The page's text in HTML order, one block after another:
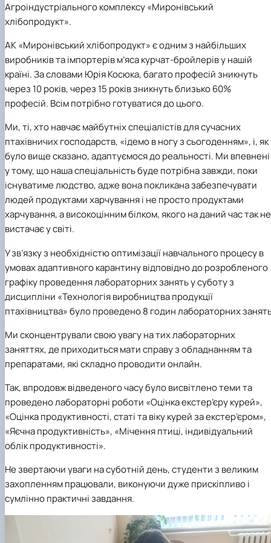
Агроіндустріального комплексу «Миронівський
хлібопродукт».
АК «Миронівський хлібопродукт» є одним з найбільших
виробників та імпортерів м’яса курчат-бройлерів у нашій
країні. За словами Юрія Косюка, багато професій зникнуть
через 10 років, через 15 років зникнуть близько 60%
професій. Всім потрібно готуватися до цього.
Ми, ті, хто навчає майбутніх спеціалістів для сучасних
птахівничих господарств, «ідемо в ногу з сьогоденням», і, як
було вище сказано, адаптуємося до реальності. Ми впевнені
у тому, що наша спеціальність буде потрібна завжди, поки
існуватиме людство, адже вона покликана забезпечувати
людей продуктами харчування і не просто продуктами
харчування, а високоцінним білком, якого на даний час так не
вистачає у світі.
У зв’язку з необхідністю оптимізації навчального процесу в
умовах адаптивного карантину відповідно до розробленого
графіку проведення лабораторних занять у суботу з
дисципліни «Технологія виробництва продукції
птахівництва» було проведено 8 годин лабораторних
Ми сконцентрували свою увагу на тих лабораторних
заняттях, де приходиться мати справу з обладнанням та
препаратами, які складно проводити онлайн.
Так, впродовж відведеного часу було висвітлено теми та
проведено лабораторні роботи «Оцінка екстер’єру курей»,
«Оцінка продуктивності, статі та віку курей за екстер’єром»,
«Яєчна продуктивність», «Мічення птиці, індивідуальний
облік продуктивності».
Не звертаючи уваги на суботній день, студенти з великим
захопленням працювали, виконуючи дуже прискіпливо і
сумлінно практичні завдання.